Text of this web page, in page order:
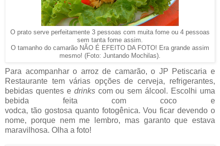
O prato serve perfeitamente 3 pessoas com muita fome ou 4 pessoas
sem tanta fome assim.
O tamanho do camarão NÃO É EFEITO DA FOTO! Era grande assim
mesmo! (Foto: Juntando Mochilas).
Para acompanhar o arroz de camarão, o JP Petiscaria e
Restaurante tem várias opções de cerveja, refrigerantes,
bebidas quentes e drinks com ou sem álcool. Escolhi uma
bebida feita com coco e
vodca, tão gostosa quanto fotogênica. Vou ficar devendo o
nome, porque nem me lembro, mas garanto que estava
maravilhosa. Olha a foto!